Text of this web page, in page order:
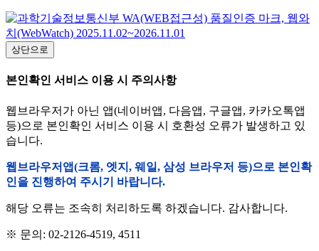
상단으로
본인확인 서비스 이용 시 주의사항
웹브라우저가 아닌 앱(네이버앱, 다음앱, 구글앱, 카카오톡앱
등)으로 본인확인 서비스 이용 시 호환성 오류가 발생하고 있
습니다.
웹브라우저앱(크롬, 엣지, 웨일, 삼성 브라우저 등)으로 본인확
인을 진행하여 주시기 바랍니다.
해당 오류는 조속히 처리하도록 하겠습니다. 감사합니다.
※ 문의: 02-2126-4519, 4511